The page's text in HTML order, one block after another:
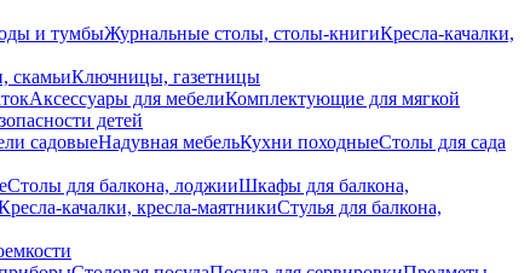
и тумбыЖурнальные столы, столы-книгиКресла-качалки,
скамьиКлючницы, газетницы
Аксессуары для мебелиКомплектующие для мягкой
детей
садовыеНадувная мебельКухни походныеСтолы для сада
Столы для балкона, лоджииШкафы для балкона,
качалки, кресла-маятникиСтулья для балкона,